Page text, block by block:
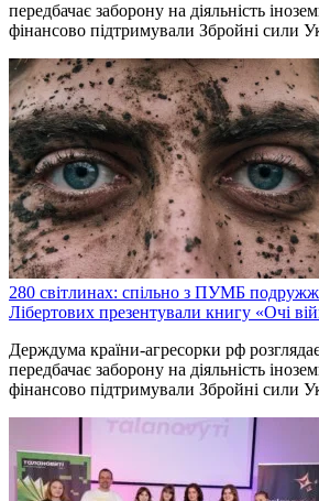
передбачає заборону на діяльність
фінансово підтримували Збройні сили
280 світлинах: спільно з ПУМБ
Лібертових презентували книгу «Очі
Держдума країни-агресорки рф
передбачає заборону на діяльність
фінансово підтримували Збройні сили